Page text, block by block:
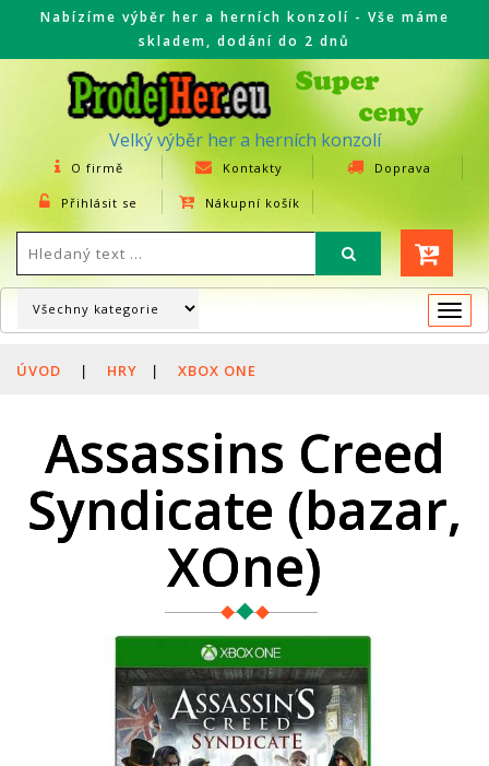
Nabízíme výběr her a herních konzolí - Vše máme
skladem, dodání do 2 dnů
Velký výběr her a herních konzolí
O firmě Kontakty Doprava
Přihlásit se Nákupní košík
ÚVOD | HRY | XBOX ONE
Assassins Creed
Syndicate (bazar,
XOne)